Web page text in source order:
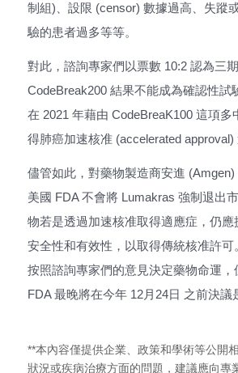
制組)、設限 (censor) 數據過高、失蹤
驗的患者過多等等。
對此，諮詢專家們以票數 10:2 認為三
CodeBreak200 結果不能成為確認性試
在 2021 年藉由 CodeBreaK100 這項多
得肺癌加速核准 (accelerated approval)
儘管如此，對藥物製造商安進
美國 FDA 不會將 Lumakras 強制退出
物若是透過加速核准取得適應症，仍
安全性和有效性，以取得傳統核准許可
按照諮詢專家們的意見決定藥物命運，
FDA 最晚將在今年 12月24日 之前決議
**本內容僅提供企業、政策和學術等公開
狀況或疾病治療方面的問題，建議應向專